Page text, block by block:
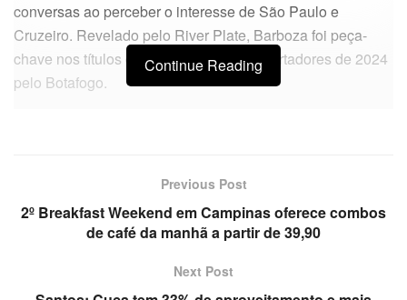
conversas ao perceber o interesse de São Paulo e
Cruzeiro. Revelado pelo River Plate, Barboza foi peça-
chave nos títulos do Brasileirão e da Libertadores de 2024
pelo Botafogo.
Continue Reading
Previous Post
2º Breakfast Weekend em Campinas oferece combos
de café da manhã a partir de 39,90
Next Post